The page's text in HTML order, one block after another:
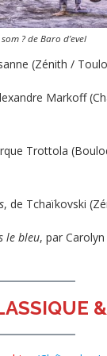
? de Baro d’evel
(Zénith /
Markoff
Trottola
, de Tchaïkovski
le bleu, par